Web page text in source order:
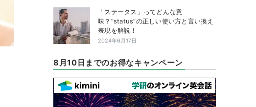
「ステータス」ってどんな意
味？”status”の正しい使い方と言い換え
表現を解説！
2024年6月17日
8月10日までのお得なキャンペーン